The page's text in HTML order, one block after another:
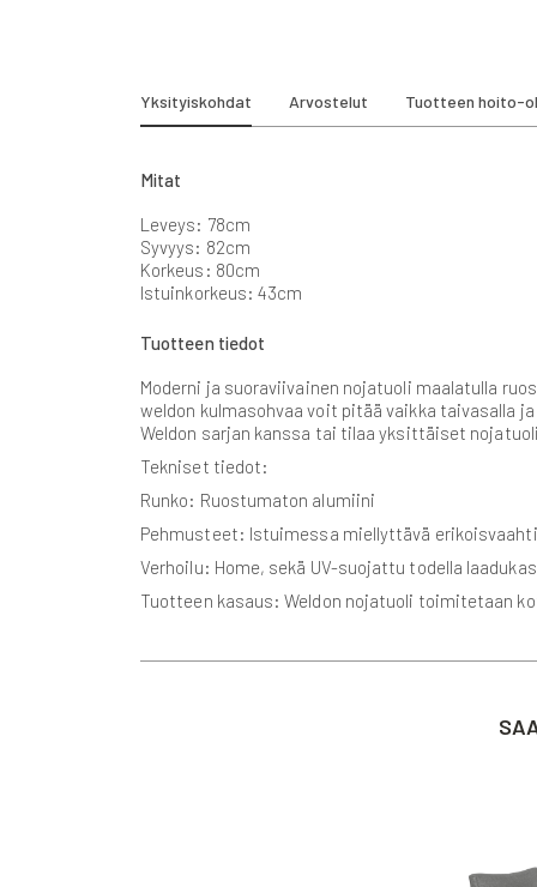
gallery
Yksityiskohdat
Mitat
Leveys: 78cm
Syvyys: 82cm
Korkeus: 80cm
Istuinkorkeus: 43cm
Tuotteen tiedot
Moderni ja suoraviivainen nojatuoli maalatulla
weldon kulmasohvaa voit pitää vaikka taivasalla
Weldon sarjan kanssa tai tilaa yksittäiset
Tekniset tiedot:
Runko: Ruostumaton alumiini
Pehmusteet: Istuimessa miellyttävä
Verhoilu: Home, sekä UV-suojattu todella
Tuotteen kasaus: Weldon nojatuoli toimitetaan
Arvostelut Tuotteen hoito-